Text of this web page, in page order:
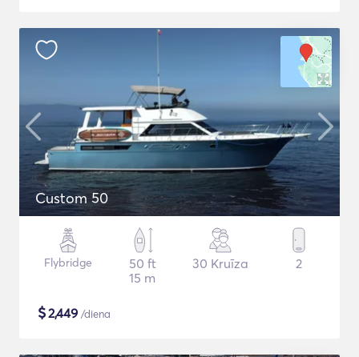
Custom 50
Flybridge
50 ft
15 m
30 Kruīza 2
$2,449 /diena